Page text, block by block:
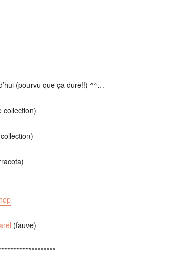
(pourvu que ça dure!!) ^^…
collection)
(fauve)